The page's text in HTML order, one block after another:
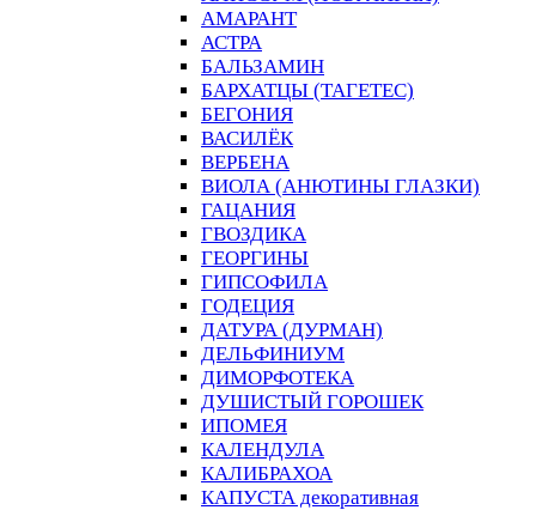
АМАРАНТ
АСТРА
БАЛЬЗАМИН
БАРХАТЦЫ (ТАГЕТЕС)
БЕГОНИЯ
ВАСИЛЁК
ВЕРБЕНА
ВИОЛА (АНЮТИНЫ ГЛАЗКИ)
ГАЦАНИЯ
ГВОЗДИКА
ГЕОРГИНЫ
ГИПСОФИЛА
ГОДЕЦИЯ
ДАТУРА (ДУРМАН)
ДЕЛЬФИНИУМ
ДИМОРФОТЕКА
ДУШИСТЫЙ ГОРОШЕК
ИПОМЕЯ
КАЛЕНДУЛА
КАЛИБРАХОА
КАПУСТА декоративная